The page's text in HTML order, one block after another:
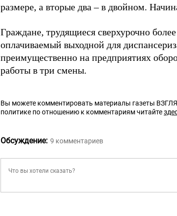
размере, а вторые два – в двойном.
Граждане, трудящиеся сверхурочно
оплачиваемый выходной для
преимущественно на предприятиях
работы в три смены.
Вы можете комментировать материалы газеты
политике по отношению к комментариям читайте
Обсуждение: 9 комментариев